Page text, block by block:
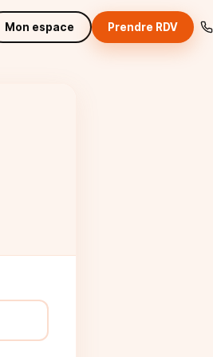
Mon espace Prendre RDV